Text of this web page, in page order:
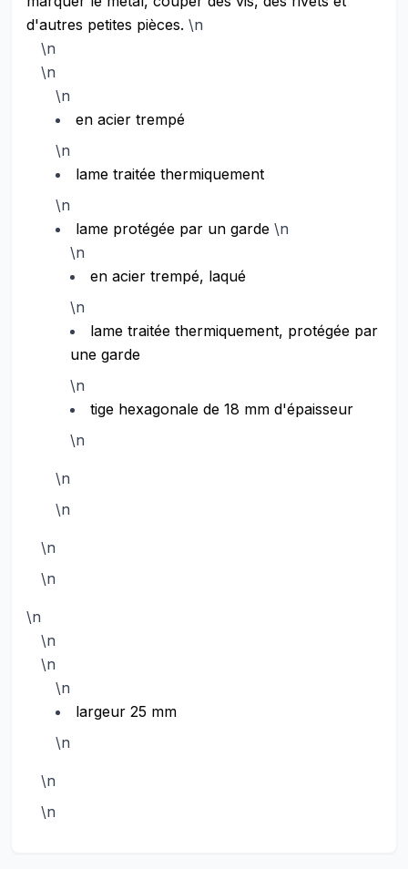
d'autres petites pièces. \n
\n
\n
\n
en acier trempé
\n
lame traitée thermiquement
\n
lame protégée par un garde \n
\n
en acier trempé, laqué
\n
lame traitée thermiquement, protégée par
une garde
\n
tige hexagonale de 18 mm d'épaisseur
\n
\n
\n
\n
\n
\n
\n
\n
\n
largeur 25 mm
\n
\n
\n